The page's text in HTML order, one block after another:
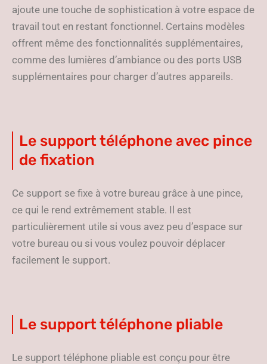
ajoute une touche de sophistication à votre espace de
travail tout en restant fonctionnel. Certains modèles
offrent même des fonctionnalités supplémentaires,
comme des lumières d’ambiance ou des ports USB
supplémentaires pour charger d’autres appareils.
Le support téléphone avec pince
de fixation
Ce support se fixe à votre bureau grâce à une pince,
ce qui le rend extrêmement stable. Il est
particulièrement utile si vous avez peu d’espace sur
votre bureau ou si vous voulez pouvoir déplacer
facilement le support.
Le support téléphone pliable
Le support téléphone pliable est conçu pour être